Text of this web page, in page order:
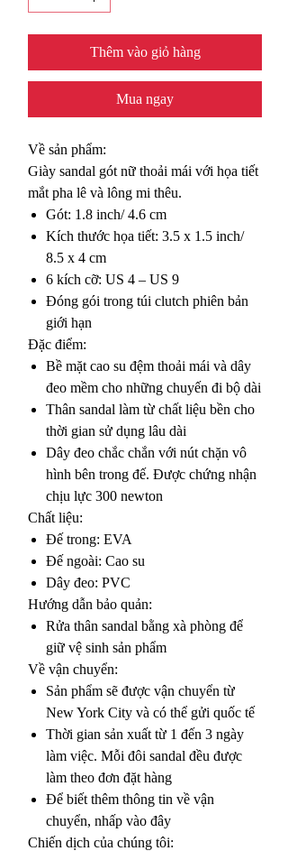
Thêm vào giỏ hàng
Mua ngay
Về sản phẩm:
Giày sandal gót nữ thoải mái với họa tiết
mắt pha lê và lông mi thêu.
Gót: 1.8 inch/ 4.6 cm
Kích thước họa tiết: 3.5 x 1.5 inch/
8.5 x 4 cm
6 kích cỡ: US 4 – US 9
Đóng gói trong túi clutch phiên bản
giới hạn
Đặc điểm:
Bề mặt cao su đệm thoải mái và dây
đeo mềm cho những chuyến đi bộ dài
Thân sandal làm từ chất liệu bền cho
thời gian sử dụng lâu dài
Dây đeo chắc chắn với nút chặn vô
hình bên trong đế. Được chứng nhận
chịu lực 300 newton
Chất liệu:
Đế trong: EVA
Đế ngoài: Cao su
Dây đeo: PVC
Hướng dẫn bảo quản:
Rửa thân sandal bằng xà phòng để
giữ vệ sinh sản phẩm
Về vận chuyển:
Sản phẩm sẽ được vận chuyển từ
New York City và có thể gửi quốc tế
Thời gian sản xuất từ 1 đến 3 ngày
làm việc. Mỗi đôi sandal đều được
làm theo đơn đặt hàng
Để biết thêm thông tin về vận
chuyển, nhấp vào đây
Chiến dịch của chúng tôi: